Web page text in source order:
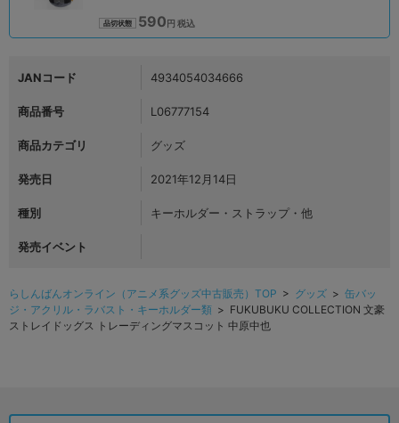
品切状態 590円 税込
JANコード 4934054034666
商品番号 L06777154
商品カテゴリ グッズ
発売日 2021年12月14日
種別 キーホルダー・ストラップ・他
発売イベント
らしんばんオンライン（アニメ系グッズ中古販売）TOP > グッズ > 缶バッ
ジ・アクリル・ラバスト・キーホルダー類 > FUKUBUKU COLLECTION 文豪
ストレイドッグス トレーディングマスコット 中原中也